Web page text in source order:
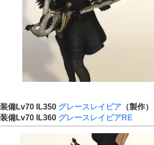
装備Lv70 IL350 グレースレイピア （製作）
装備Lv70 IL360 グレースレイピアRE